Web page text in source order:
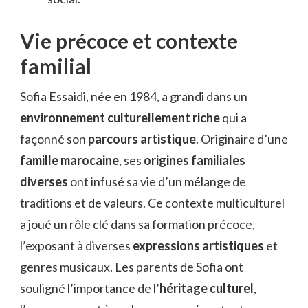
Vie précoce et contexte
familial
Sofia Essaidi, née en 1984, a grandi dans un
environnement culturellement richequi a
façonné son parcours artistique. Originaire d’une
famille marocaine, ses origines familiales
diverses ont infusé sa vie d’un mélange de
traditions et de valeurs. Ce contexte multiculturel
a joué un rôle clé dans sa formation précoce,
l’exposant à diverses expressions artistiques et
genres musicaux. Les parents de Sofia ont
souligné l’importance de l’héritage culturel,